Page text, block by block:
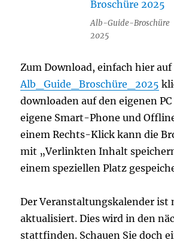
Alb-Guide-Broschüre
2025
Zum Download, einfach hier auf
Alb_Guide_Broschüre_2025
downloaden auf den eigenen PC
eigene Smart-Phone und
einem Rechts-Klick kann die
mit „Verlinkten Inhalt
einem speziellen Platz
Der Veranstaltungskalender ist
aktualisiert. Dies wird in den
stattfinden. Schauen Sie doch